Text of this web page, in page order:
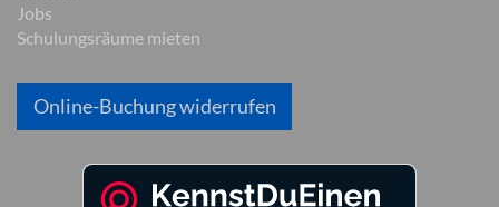
Jobs
Schulungsräume mieten
Online-Buchung widerrufen